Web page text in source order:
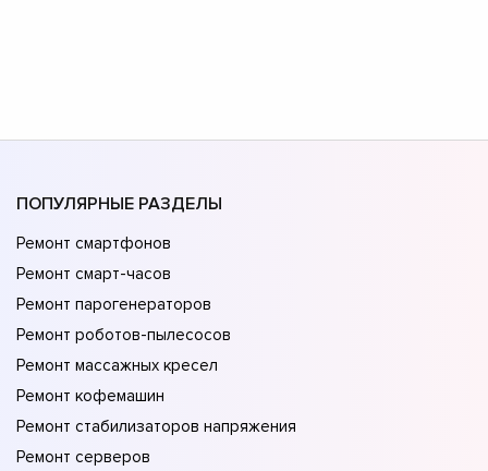
ПОПУЛЯРНЫЕ РАЗДЕЛЫ
Ремонт смартфонов
Ремонт смарт-часов
Ремонт парогенераторов
Ремонт роботов-пылесосов
Ремонт массажных кресел
Ремонт кофемашин
Ремонт стабилизаторов напряжения
Ремонт серверов